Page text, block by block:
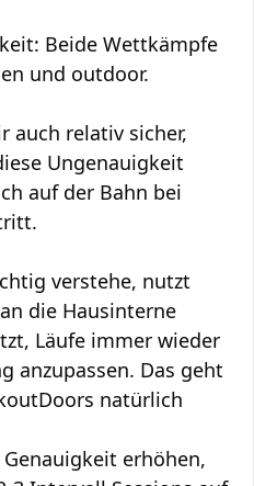
Beide Wettkämpfe
und outdoor.
auch relativ sicher,
Ungenauigkeit
auf der Bahn bei
verstehe, nutzt
die Hausinterne
Läufe immer wieder
anzupassen. Das geht
natürlich
erhöhen,